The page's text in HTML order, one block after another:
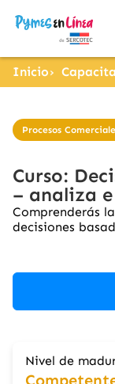
Inicio
Procesos
Curso:
– analiza
Comprenderás
decisiones
Nivel de